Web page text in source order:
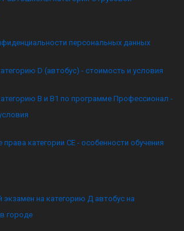
персональных данных
D (автобус) - стоимость и условия
B и B1 по программе Профессионал -
права категории CE - особенности обучения
экзамен на категорию Д автобус на
городе